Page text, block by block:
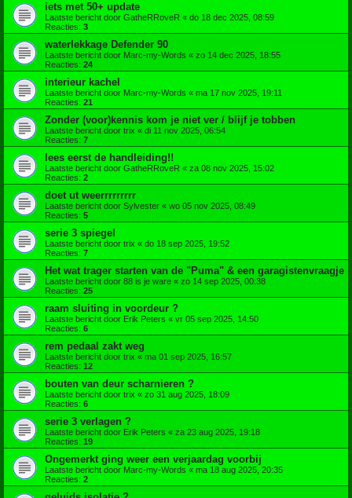
iets met 50+ update
Laatste bericht door GatheRRoveR « do 18 dec 2025, 08:59
Reacties: 3
waterlekkage Defender 90
Laatste bericht door Marc-my-Words « zo 14 dec 2025, 18:55
Reacties: 24
interieur kachel
Laatste bericht door Marc-my-Words « ma 17 nov 2025, 19:11
Reacties: 21
Zonder (voor)kennis kom je niet ver / blijf je tobben
Laatste bericht door trix « di 11 nov 2025, 06:54
Reacties: 7
lees eerst de handleiding!!
Laatste bericht door GatheRRoveR « za 08 nov 2025, 15:02
Reacties: 2
doet ut weerrrrrrrrr
Laatste bericht door Sylvester « wo 05 nov 2025, 08:49
Reacties: 5
serie 3 spiegel
Laatste bericht door trix « do 18 sep 2025, 19:52
Reacties: 7
Het wat trager starten van de "Puma" & een garagistenvraagje
Laatste bericht door 88 is je ware « zo 14 sep 2025, 00:38
Reacties: 25
raam sluiting in voordeur ?
Laatste bericht door Erik Peters « vr 05 sep 2025, 14:50
Reacties: 6
rem pedaal zakt weg
Laatste bericht door trix « ma 01 sep 2025, 16:57
Reacties: 12
bouten van deur scharnieren ?
Laatste bericht door trix « zo 31 aug 2025, 18:09
Reacties: 6
serie 3 verlagen ?
Laatste bericht door Erik Peters « za 23 aug 2025, 19:18
Reacties: 19
Ongemerkt ging weer een verjaardag voorbij
Laatste bericht door Marc-my-Words « ma 18 aug 2025, 20:35
Reacties: 2